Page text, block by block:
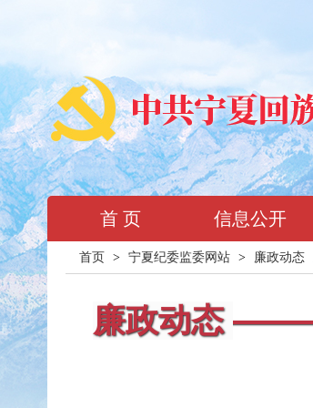
首 页 信息公开
首页 > 宁夏纪委监委网站 > 廉政动态
廉政动态